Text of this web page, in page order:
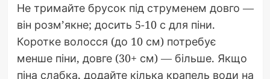
Не тримайте брусок під струменем довго —
він розм’якне; досить 5-10 с для піни.
Коротке волосся (до 10 см) потребує
менше піни, довге (30+ см) — більше. Якщо
піна слабка, додайте кілька крапель води на